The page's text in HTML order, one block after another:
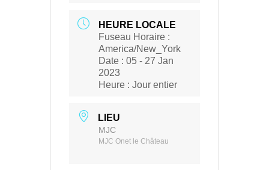
HEURE LOCALE
Fuseau Horaire :
America/New_York
Date : 05 - 27 Jan
2023
Heure : Jour entier
LIEU
MJC
MJC Onet le Château